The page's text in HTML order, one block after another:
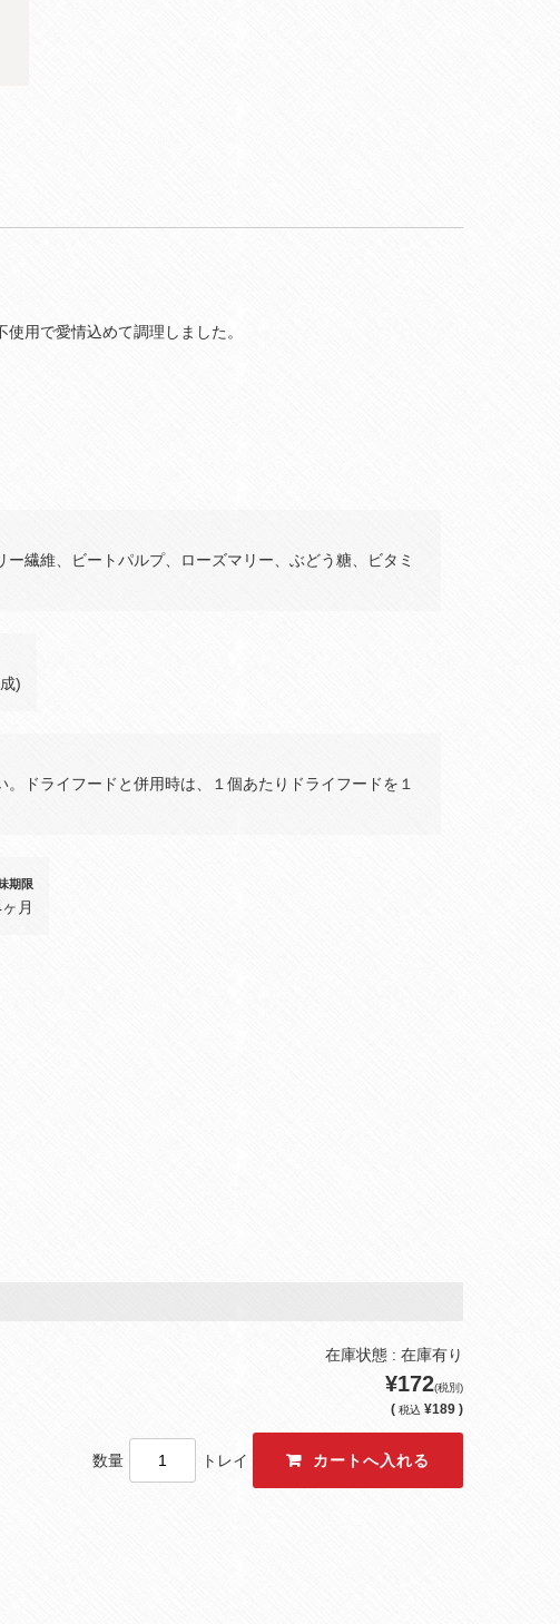
用で愛情込めて調理しました。
繊維、ビートパルプ、ローズマリー、ぶどう糖、ビタミ
)
ドライフードと併用時は、１個あたりドライフードを１
期限
月
在庫状態 : 在庫有り
¥172(税別)
( 税込 ¥189 )
数量 トレイ